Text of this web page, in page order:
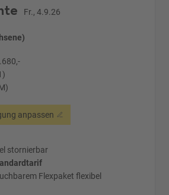
Fr., 4.9.26
anpassen
stornierbar
Flexpaket flexibel